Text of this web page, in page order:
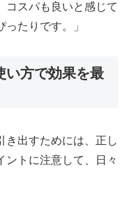
コスパも良いと感じて
たりです。」
い方で効果を最
き出すためには、正し
ントに注意して、日々